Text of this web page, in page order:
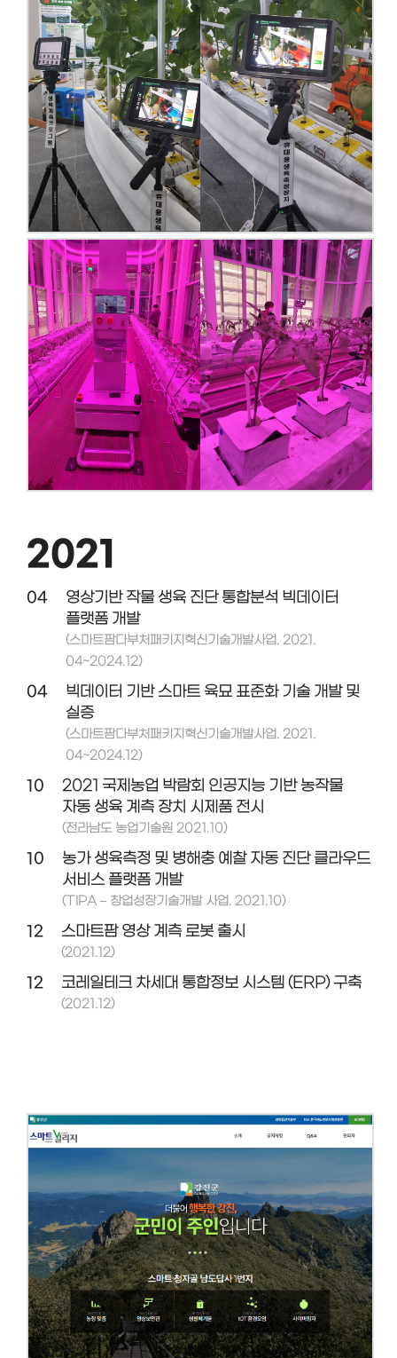
2021
04
영상기반 작물 생육 진단 통합분석 빅데이터
플랫폼 개발
(스마트팜다부처패키지혁신기술개발사업. 2021.
04~2024.12)
04
빅데이터 기반 스마트 육묘 표준화 기술 개발 및
실증
(스마트팜다부처패키지혁신기술개발사업. 2021.
04~2024.12)
10
2021 국제농업 박람회 인공지능 기반 농작물
자동 생육 계측 장치 시제품 전시
(전라남도 농업기술원 2021.10)
10
농가 생육측정 및 병해충 예찰 자동 진단 클라우드
서비스 플랫폼 개발
(TIPA – 창업성장기술개발 사업. 2021.10)
12 스마트팜 영상 계측 로봇 출시
(2021.12)
12 코레일테크 차세대 통합정보 시스템 (ERP) 구축
(2021.12)